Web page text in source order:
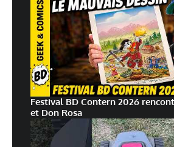
Festival BD Contern 2026
et Don Rosa